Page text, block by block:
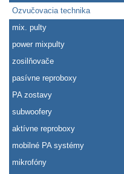
Ozvučovacia technika
mix. pulty
power mixpulty
zosilňovače
pasívne reproboxy
PA zostavy
subwoofery
aktívne reproboxy
mobilné PA systémy
mikrofóny